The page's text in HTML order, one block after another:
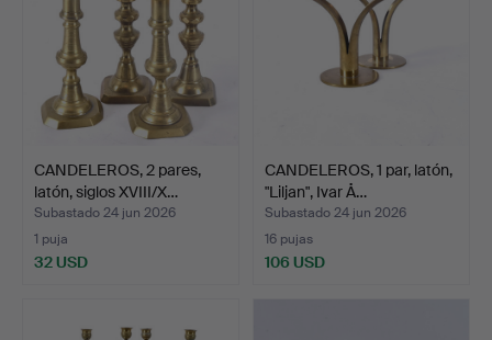
CANDELEROS, 2 pares,
latón, siglos XVIII/X…
Subastado 24 jun 2026
1 puja
32 USD
CANDELEROS, 1 par, latón,
"Liljan", Ivar Å…
Subastado 24 jun 2026
16 pujas
106 USD